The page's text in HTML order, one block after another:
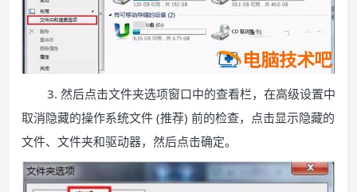
3. 然后点击文件夹选项窗口中的查看栏，在高级设置中
取消隐藏的操作系统文件 (推荐) 前的检查，点击显示隐藏的
文件、文件夹和驱动器，然后点击确定。